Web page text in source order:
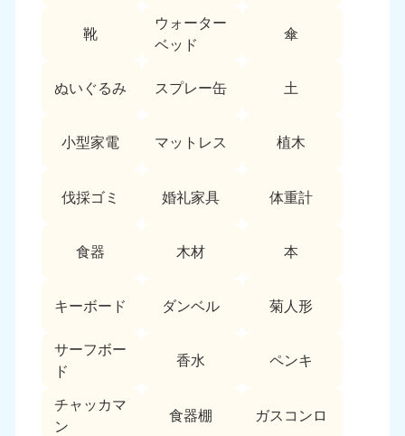
靴
ウォーター
ベッド
傘
ぬいぐるみ スプレー缶 土
小型家電 マットレス 植木
伐採ゴミ 婚礼家具 体重計
食器 木材 本
キーボード ダンベル 菊人形
サーフボー
ド
香水 ペンキ
チャッカマ
ン
食器棚 ガスコンロ
050-1881-5267
9:00〜19:00 年中無休
050-1881-5255
9:00〜19:00 年中無休
050-1881-5259
9:00〜19:00 年中無休
静岡県 長野県
050-1881-5258
9:00〜19:00 年中無休
050-1881-5261
9:00〜19:00 年中無休
富山県
050-1881-5262
山梨県